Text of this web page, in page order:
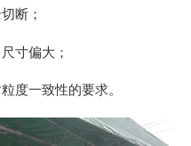
断；
寸偏大；
度一致性的要求。